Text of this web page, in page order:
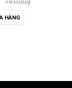
79.000₫
HÀNG